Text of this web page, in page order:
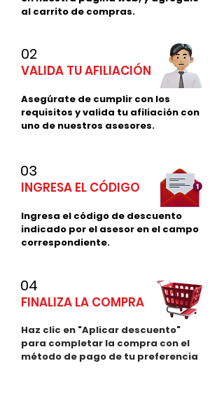
al carrito de compras.
02
VALIDA TU AFILIACIÓN
Asegúrate de cumplir con los
requisitos y valida tu afiliación con
uno de nuestros asesores.
03
INGRESA EL CÓDIGO
Ingresa el código de descuento
indicado por el asesor en el campo
correspondiente.
04
FINALIZA LA COMPRA
Haz clic en "Aplicar descuento"
para completar la compra con el
método de pago de tu preferencia